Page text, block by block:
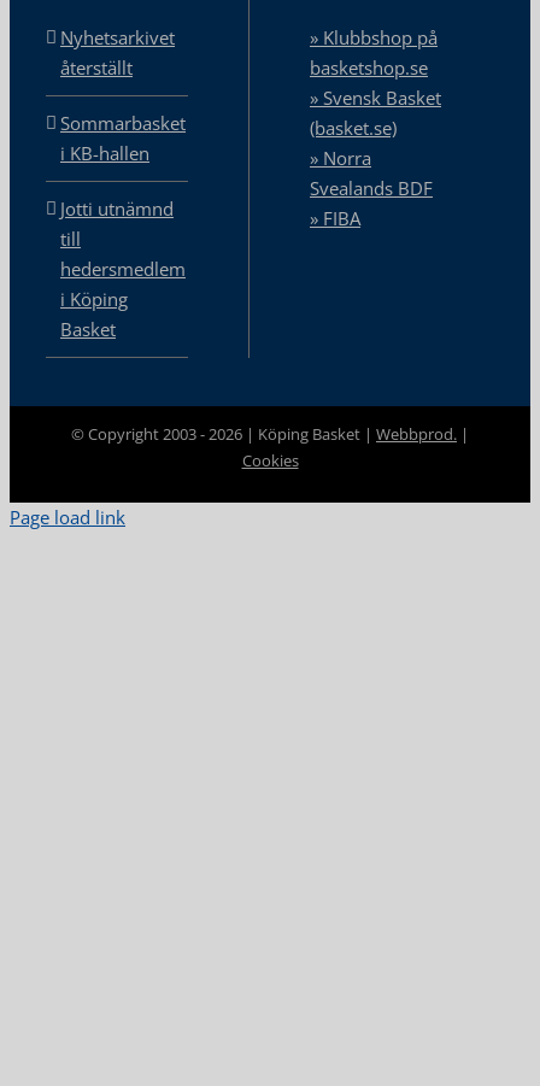
Nyhetsarkivet
återställt
Sommarbasket
i KB-hallen
Jotti utnämnd
till
hedersmedlem
i Köping
Basket
» Klubbshop på
basketshop.se
» Svensk Basket
(basket.se)
» Norra
Svealands BDF
» FIBA
© Copyright 2003 -2026 | Köping Basket | Webbprod. |
Cookies
Page load link